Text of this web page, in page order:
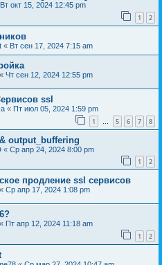
Вт окт 15, 2024 12:45 pm
1 2
« Вт сен 17, 2024 7:15 am
« Чт сен 12, 2024 12:55 pm
ssl
« Пт июл 05, 2024 1:59 pm
1 … 5 6 7 8
output_buffering
« Ср апр 24, 2024 8:00 pm
1 2
продление ssl сервисов
Ср апр 17, 2024 1:08 pm
Пт апр 12, 2024 11:18 am
1 2